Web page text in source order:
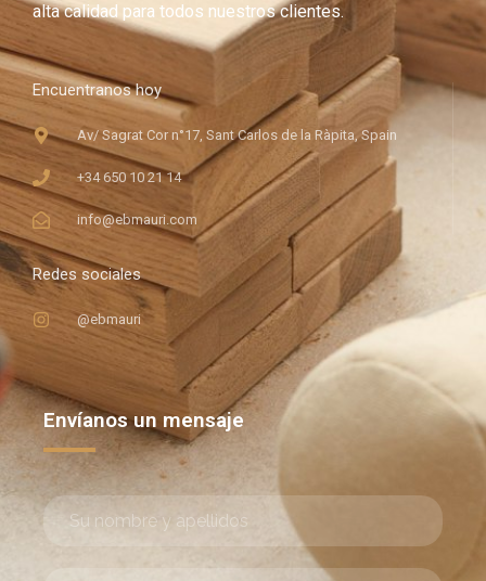
alta calidad para todos nuestros clientes.
Encuentranos hoy
Av/ Sagrat Cor n°17, Sant Carlos de la Ràpita, Spain
+34 650 10 21 14
info@ebmauri.com
Redes sociales
@ebmauri
Envíanos un mensaje